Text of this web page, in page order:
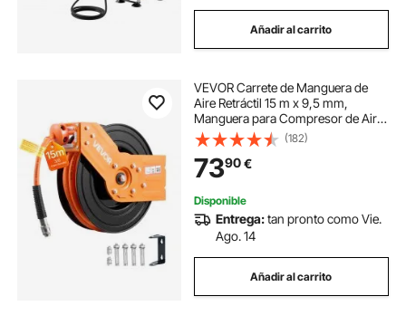
Añadir al carrito
VEVOR Carrete de Manguera de
Aire Retráctil 15 m x 9,5 mm,
Manguera para Compresor de Aire
Presión Máxima de 300 PSI, con
Entrada de 1 m, Montaje en Techo o
Pared Giratorio de 180° para
Talleres
(182)
7390€
Disponible
Entrega:tan pronto como Vie.
Ago. 14
Añadir al carrito